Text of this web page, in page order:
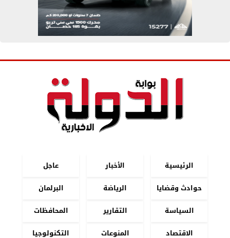
الرئيسية الأخبار
عاجل
حوادث وقضايا
الرياضة
البرلمان
السياسة
التقارير
المحافظات
الاقتصاد
المنوعات التكنولوجيا